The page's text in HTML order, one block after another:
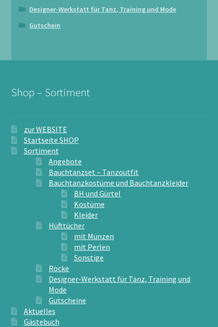
Designer-Werkstatt für Tanz, Training und Mode
Gutschein
Shop – Sortiment
zur WEBSITE
Startseite SHOP
Sortiment
Angebote
Bauchtanzset – Tanzoutfit
Bauchtanzkostüme und Bauchtanzkleider
BH und Gürtel
Kostüme
Kleider
Hüfttücher
mit Münzen
mit Perlen
Sonstige
Röcke
Designer-Werkstatt für Tanz, Training und
Mode
Gutscheine
Aktuelles
Gästebuch